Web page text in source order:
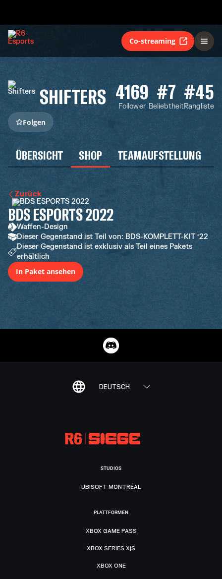
Co-streaming
SHIFTERS 4169
Follower
#7
Beliebtheit
#45
Rangliste
Folgen
ÜBERSICHT SHOP TEAMAUFSTELLUNG
Zurück
BDS ESPORTS 2022
Waffen-Design
Dieser Gegenstand ist Teil von: BDS-KOMPLETT-KIT ‘22
Dieser Gegenstand ist exklusiv als Teil eines Pakets
erhältlich
In Paket ansehen
DEUTSCH
STUDIOS
UBISOFT MONTRÉAL
PLATTFORMEN
XBOX GAME PASS
XBOX SERIES X|S
XBOX ONE